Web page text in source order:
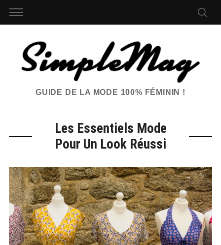
GUIDE DE LA MODE 100% FÉMININ !
Les Essentiels Mode
Pour Un Look Réussi